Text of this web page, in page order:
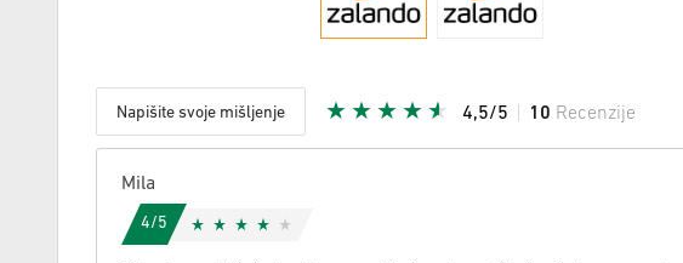
Napišite svoje mišljenje 4,5/5 10 Recenzije
Mila
4/5